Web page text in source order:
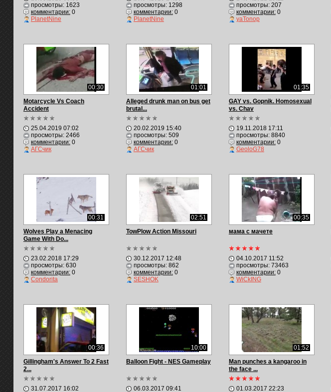
просмотры: 1623
комментарии:0
PlanetNine
просмотры: 1298
комментарии:0
PlanetNine
просмотры: 207
комментарии:0
yaTonop
00:30
Motarcycle Vs Coach
Accident
25.04.2019 07:02
просмотры: 2466
комментарии:0
АГСчик
01:01
Alleged drunk man on bus get
brutal...
20.02.2019 15:40
просмотры: 509
комментарии:0
АГСчик
01:35
GAY vs. Gopnik. Homosexual
vs. Chav
19.11.2018 17:11
просмотры: 8840
комментарии:0
GeoloG78
00:31
Wolves Play a Menacing
Game With Do...
23.02.2018 17:29
просмотры: 630
комментарии:0
Condorita
02:51
TowPlow Action Missouri
30.12.2017 12:48
просмотры: 862
комментарии:0
SESHOK
00:35
мама с мачете
04.10.2017 11:52
просмотры: 73463
комментарии:0
WiCkING
00:36
Gillingham's Answer To 2 Fast
2...
31.07.2017 16:02
10:00
Balloon Fight - NES Gameplay
06.03.2017 09:41
01:52
Man punches a kangaroo in
the face ...
01.03.2017 22:23